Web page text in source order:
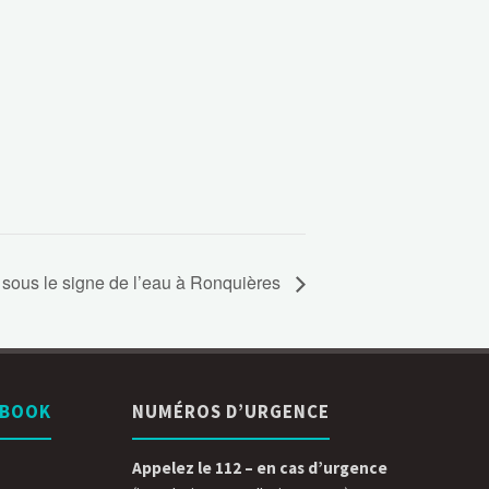
le signe de l’eau à Ronquières
NUMÉROS D’URGENCE
Appelez le 112 – en cas d’urgence